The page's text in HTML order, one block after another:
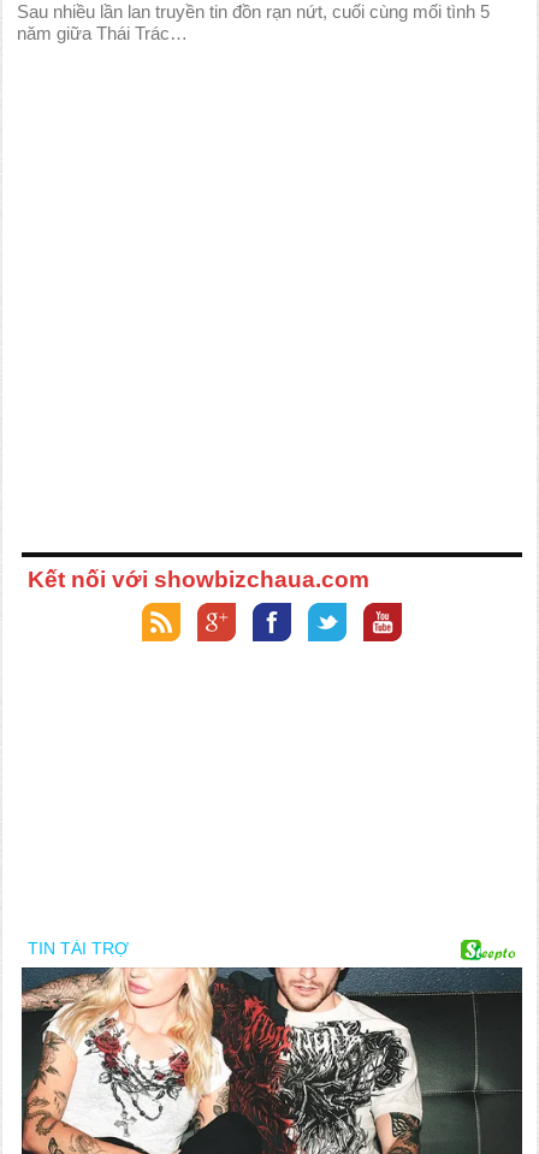
Sau nhiều lần lan truyền tin đồn rạn nứt, cuối cùng mối tình 5
năm giữa Thái Trác…
Kết nối với showbizchaua.com